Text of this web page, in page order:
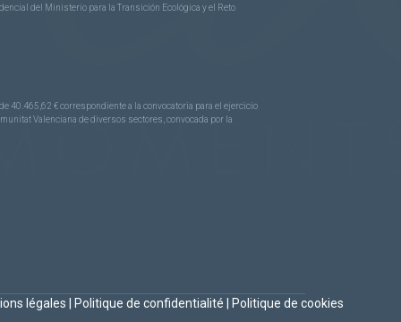
del Ministerio para la Transición Ecológica y el Reto
40.465,62 € correspondiente a la convocatoria para el ejercicio
Valenciana de diversos sectores, convocada por la
légales Politique de confidentialité Politique de cookies